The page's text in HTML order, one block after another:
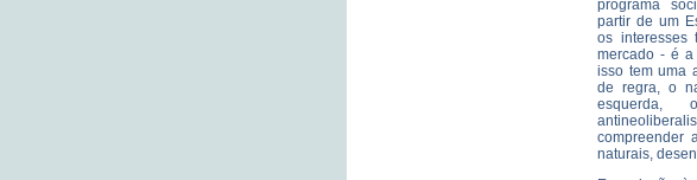
programa
partir de um
os interesses
mercado - é a
isso tem uma
de regra, o
esquerda,
compreender
naturais,